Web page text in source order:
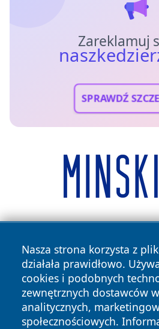
Zareklamuj
SPRAWDŹ
Nasza strona korzysta z
działała prawidłowo.
cookies i podobnych
zewnętrznych dostawców
analitycznych,
społecznościowych.
Copyright © 2026 naszkedzierzyn.pl
zastrzeżone.